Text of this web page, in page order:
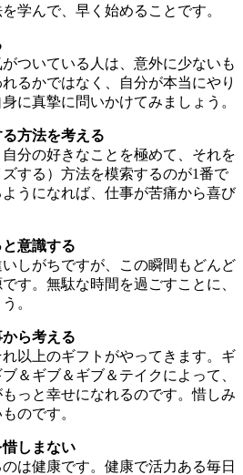
学んで、早く始めることです。
ついている人は、意外に少ないも
るかではなく、自分が本当にやり
に真摯に問いかけてみましょう。
る方法を考える
分の好きなことを極めて、それを
する）方法を模索するのが1番で
うになれば、仕事が苦痛から喜び
意識する
しがちですが、この瞬間もどんど
す。無駄な時間を過ごすことに、
。
ら考える
以上のギフトがやってきます。ギ
＆ギブ＆ギブ＆テイクによって、
っと幸せになれるのです。惜しみ
のです。
しまない
は健康です。健康で活力ある毎日